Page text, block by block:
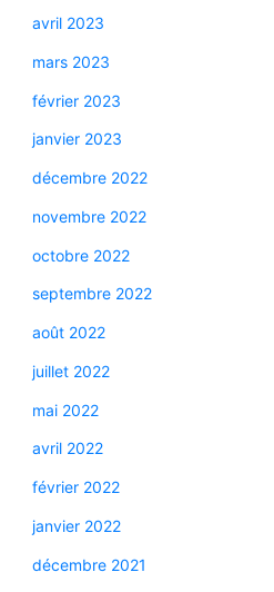
avril 2023
mars 2023
février 2023
janvier 2023
décembre 2022
novembre 2022
octobre 2022
septembre 2022
août 2022
juillet 2022
mai 2022
avril 2022
février 2022
janvier 2022
décembre 2021